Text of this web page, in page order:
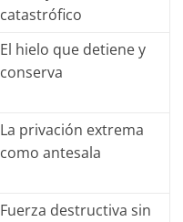
catastrófico
El hielo que detiene y
conserva
La privación extrema
como antesala
Fuerza destructiva sin